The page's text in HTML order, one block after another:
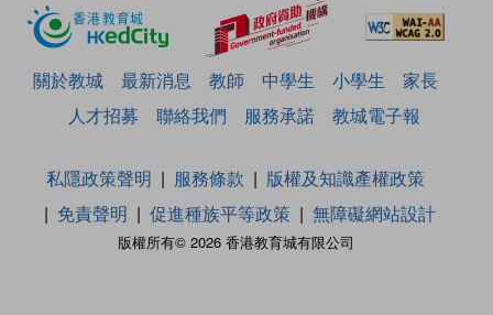
關於教城 最新消息 教師 中學生 小學生
家長
人才招募
聯絡我們 服務承諾 教城電子報
版權所有© 2026 香港教育城有限公司
私隱政策聲明 服務條款
版權及知識產權政策
免責聲明
促進種族平等政策 無障礙網站設計